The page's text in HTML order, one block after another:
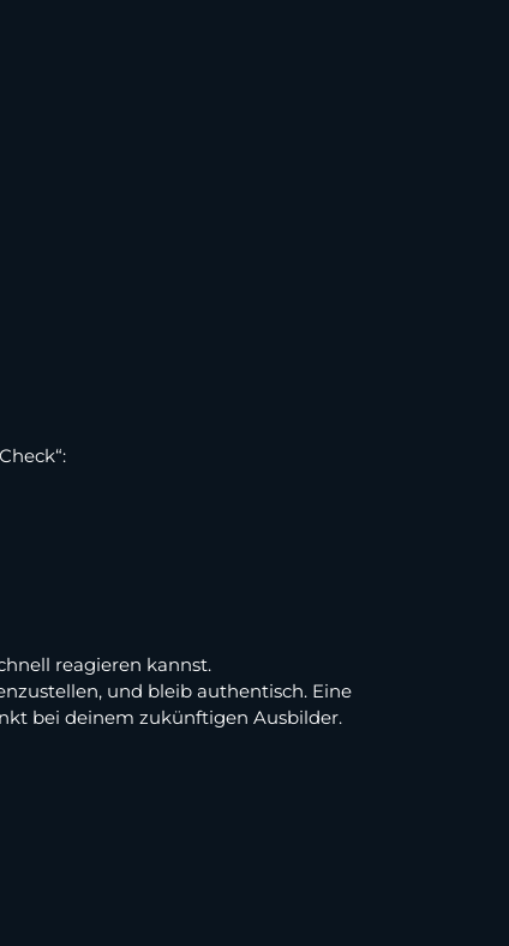
reagieren kannst.
und bleib authentisch. Eine
bei deinem zukünftigen Ausbilder.